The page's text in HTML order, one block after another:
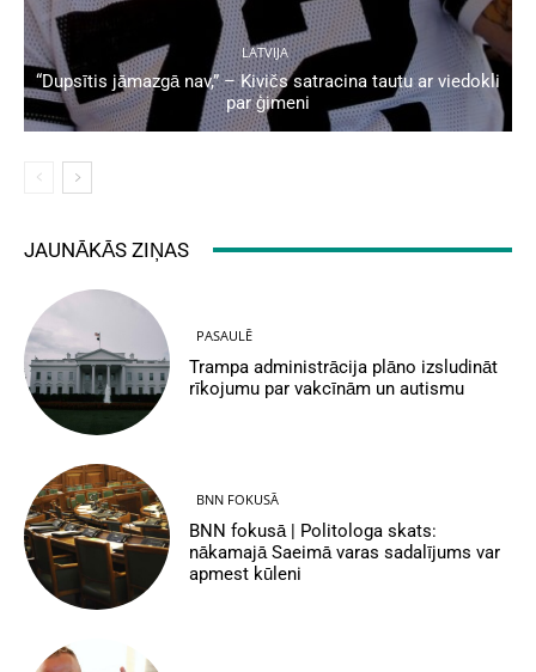
LATVIJA
“Dupsītis jāmazgā nav,” – Kivičs satracina tautu ar viedokli
par ģimeni
JAUNĀKĀS ZIŅAS
PASAULĒ
Trampa administrācija plāno izsludināt
rīkojumu par vakcīnām un autismu
BNN FOKUSĀ
BNN fokusā | Politologa skats:
nākamajā Saeimā varas sadalījums var
apmest kūleni